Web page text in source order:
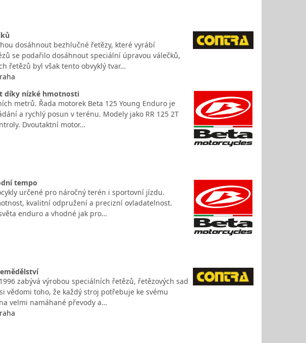
dosáhnout bezhlučné řetězy, které vyrábí
se podařilo dosáhnout speciální úpravou válečků,
řetězů byl však tento obvyklý tvar…
díky nízké hmotnosti
metrů. Řada motorek Beta 125 Young Enduro je
a rychlý posun v terénu. Modely jako RR 125 2T
Dvoutaktní motor…
tempo
určené pro náročný terén i sportovní jízdu.
kvalitní odpružení a precizní ovladatelnost.
enduro a vhodné jak pro…
zabývá výrobou speciálních řetězů, řetězových sad
vědomi toho, že každý stroj potřebuje ke svému
velmi namáhané převody a…